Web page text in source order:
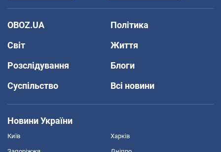
OBOZ.UA
Політика
Світ
Життя
Розслідування
Блоги
Суспільство
Всі новини
Новини України
Київ Харків